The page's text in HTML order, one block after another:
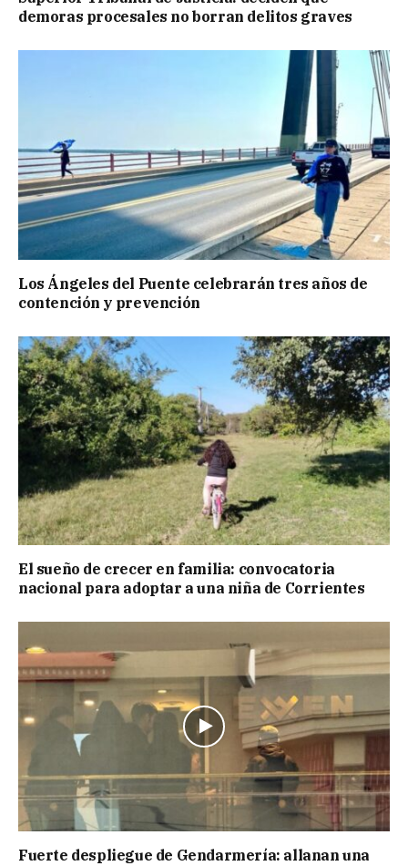
demoras procesales no borran delitos graves
Los Ángeles del Puente celebrarán tres años de
contención y prevención
El sueño de crecer en familia: convocatoria
nacional para adoptar a una niña de Corrientes
Fuerte despliegue de Gendarmería: allanan una